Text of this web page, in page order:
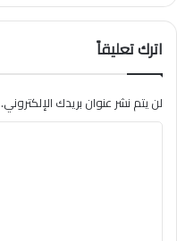
اترك تعليقاً
لن يتم نشر عنوان بريدك الإلكتروني.